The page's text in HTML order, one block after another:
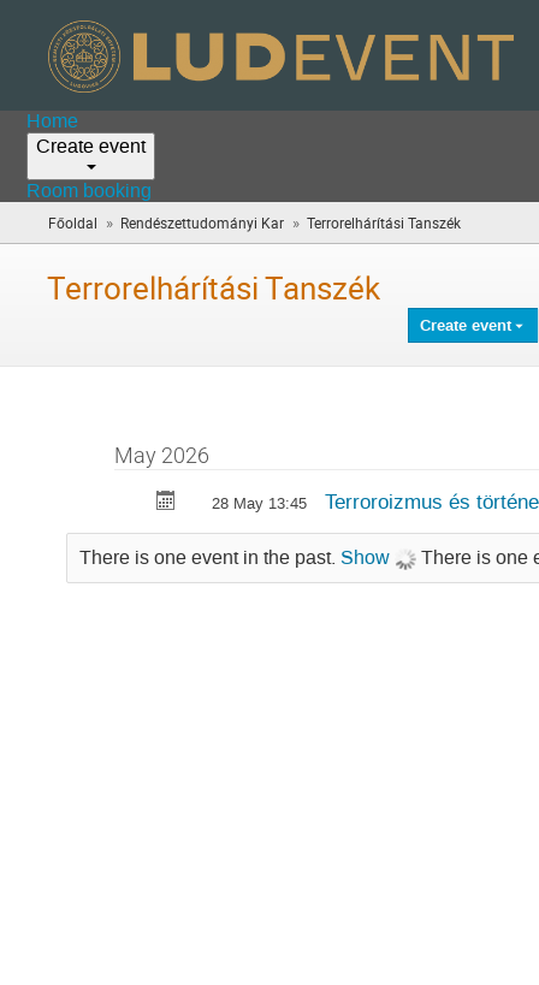
Home
Create event
Room booking
Főoldal » Rendészettudományi Kar » Terrorelhárítási Tanszék
are
Terrorelhárítási Tanszék
Create event
May 2026
28 May 13:45 Terroroizmus és
There is one event in the past. Show There is one